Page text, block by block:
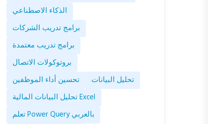
الذكاء الاصطناعي
برامج تدريب الشركات
برامج تدريب معتمدة
بروتوكولات الاتصال
تحسين أداء الموظفين
تحليل البيانات
تحليل البيانات المالية Excel
تعلم Power Query بالعربي